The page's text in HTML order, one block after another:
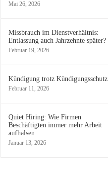
Mai 26, 2026
Missbrauch im Dienstverhältnis:
Entlassung auch Jahrzehnte später?
Februar 19, 2026
Kündigung trotz Kündigungsschutz
Februar 11, 2026
Quiet Hiring: Wie Firmen
Beschäftigten immer mehr Arbeit
aufhalsen
Januar 13, 2026